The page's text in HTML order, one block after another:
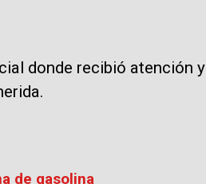
donde recibió atención y
de gasolina